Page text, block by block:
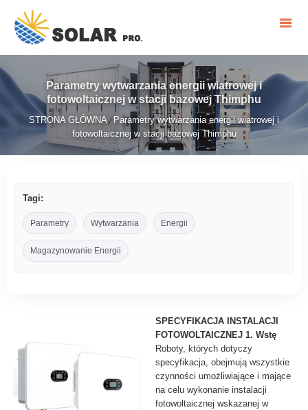
Parametry wytwarzania energii wiatrowej i
fotowoltaicznej w stacji bazowej Thimphu
STRONA GŁÓWNA/ Parametry wytwarzania energii wiatrowej i
fotowoltaicznej w stacji bazowej Thimphu
Tagi:
Parametry Wytwarzania Energii
Magazynowanie Energii
SPECYFIKACJA INSTALACJI
FOTOWOLTAICZNEJ 1. Wstę
Roboty, których dotyczy
specyfikacja, obejmują wszystkie
czynności umożliwiające i mające
na celu wykonanie instalacji
fotowoltaicznej wskazanej w